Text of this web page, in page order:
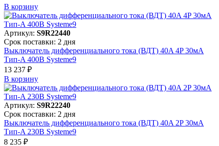
В корзинy
Артикул: S9R22440
Срок поставки: 2 дня
Выключатель дифференциального тока (ВДТ) 40A 4P 30мА
Тип-A 400В Systeme9
13 237 ₽
В корзинy
Артикул: S9R22240
Срок поставки: 2 дня
Выключатель дифференциального тока (ВДТ) 40A 2P 30мА
Тип-A 230В Systeme9
8 235 ₽